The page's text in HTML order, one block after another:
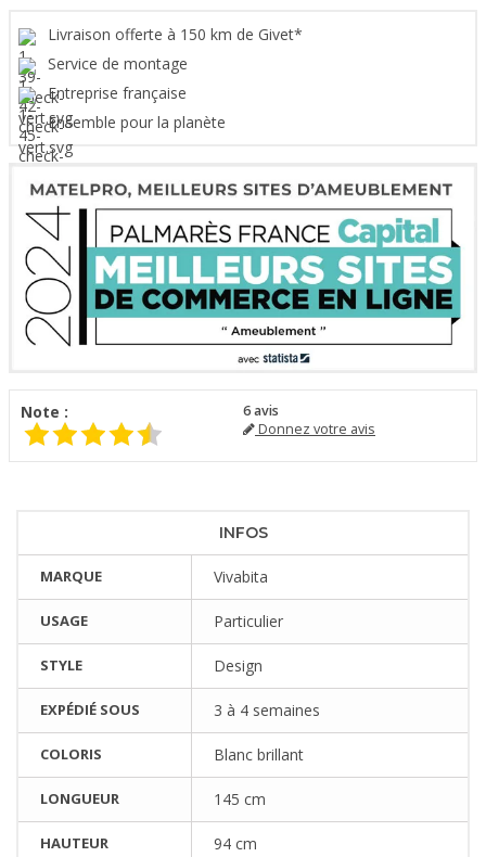
Livraison offerte à 150 km de Givet*
Service de montage
Entreprise française
Ensemble pour la planète
Note : 6avis
Donnez votre avis
INFOS
MARQUE Vivabita
USAGE Particulier
STYLE Design
EXPÉDIÉ SOUS 3 à 4 semaines
COLORIS Blanc brillant
LONGUEUR 145 cm
HAUTEUR 94 cm